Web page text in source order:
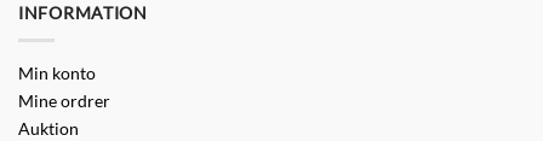
INFORMATION
Min konto
Mine ordrer
Auktion